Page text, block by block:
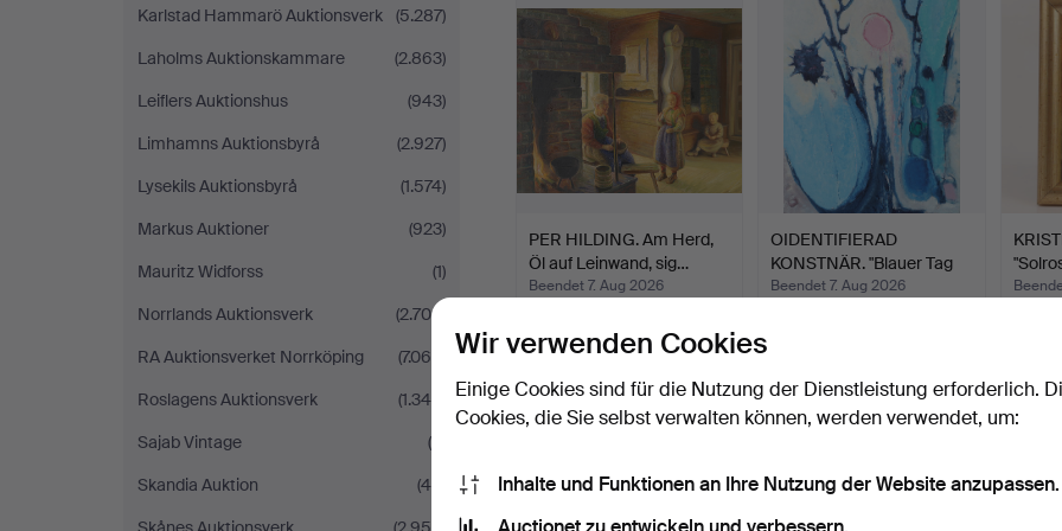
Karlstad Hammarö Auktionsverk
(5.287)
Laholms Auktionskammare
(2.863)
Leiflers Auktionshus
(943)
Limhamns Auktionsbyrå
(2.927)
Lysekils Auktionsbyrå
(1.574)
Markus Auktioner
(923)
Mauritz Widforss
(1)
Norrlands Auktionsverk
(2.709)
RA Auktionsverket Norrköping
(7.064)
Roslagens Auktionsverk
(1.346)
Sajab Vintage
(4)
Skandia Auktion
(44)
PER HILDING. Am Herd,
Öl auf Leinwand, sig…
Beendet 7. Aug 2026
43 USD
OIDENTIFIERAD
KONSTNÄR. "Blauer Tag
am Mee…
Beendet 7. Aug 2026
Wir verwenden Cookies
Einige Cookies sind für die Nutzung der Dienstleistung erforderlich.
Cookies, die Sie selbst verwalten können, werden verwendet, um:
Inhalte und Funktionen an Ihre Nutzung der Website anzupassen.